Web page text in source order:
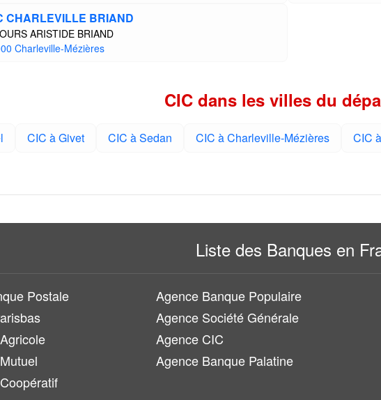
CHARLEVILLE BRIAND
ARISTIDE BRIAND
Charleville-Mézières
CIC dans les villes du
CIC à Givet CIC à Sedan CIC à Charleville-Mézières CIC
Liste des Banques en
Postale Agence Banque Populaire
Agence Société Générale
Agence CIC
Agence Banque Palatine